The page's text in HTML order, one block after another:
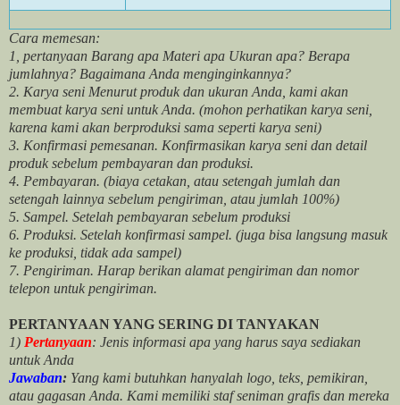
Cara memesan:
1, pertanyaan Barang apa Materi apa Ukuran apa? Berapa
jumlahnya? Bagaimana Anda menginginkannya?
2. Karya seni Menurut produk dan ukuran Anda, kami akan
membuat karya seni untuk Anda. (mohon perhatikan karya seni,
karena kami akan berproduksi sama seperti karya seni)
3. Konfirmasi pemesanan. Konfirmasikan karya seni dan detail
produk sebelum pembayaran dan produksi.
4. Pembayaran. (biaya cetakan, atau setengah jumlah dan
setengah lainnya sebelum pengiriman, atau jumlah 100%)
5. Sampel. Setelah pembayaran sebelum produksi
6. Produksi. Setelah konfirmasi sampel. (juga bisa langsung masuk
ke produksi, tidak ada sampel)
7. Pengiriman. Harap berikan alamat pengiriman dan nomor
telepon untuk pengiriman.
PERTANYAAN YANG SERING DI TANYAKAN
1) Pertanyaan: Jenis informasi apa yang harus saya sediakan
untuk Anda
Jawaban: Yang kami butuhkan hanyalah logo, teks, pemikiran,
atau gagasan Anda. Kami memiliki staf seniman grafis dan mereka